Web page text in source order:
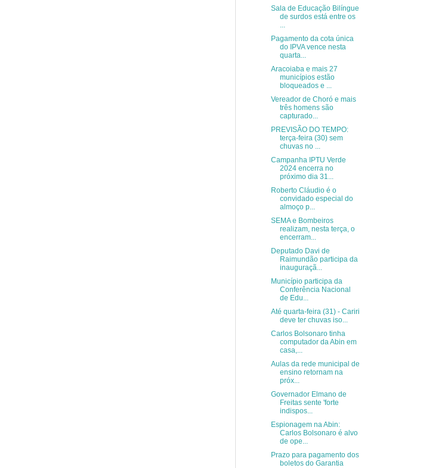
Sala de Educação Bilíngue
de surdos está entre os
...
Pagamento da cota única
do IPVA vence nesta
quarta...
Aracoiaba e mais 27
municípios estão
bloqueados e ...
Vereador de Choró e mais
três homens são
capturado...
PREVISÃO DO TEMPO:
terça-feira (30) sem
chuvas no ...
Campanha IPTU Verde
2024 encerra no
próximo dia 31...
Roberto Cláudio é o
convidado especial do
almoço p...
SEMA e Bombeiros
realizam, nesta terça, o
encerram...
Deputado Davi de
Raimundão participa da
inauguraçã...
Município participa da
Conferência Nacional
de Edu...
Até quarta-feira (31) - Cariri
deve ter chuvas iso...
Carlos Bolsonaro tinha
computador da Abin em
casa,...
Aulas da rede municipal de
ensino retornam na
próx...
Governador Elmano de
Freitas sente 'forte
indispos...
Espionagem na Abin:
Carlos Bolsonaro é alvo
de ope...
Prazo para pagamento dos
boletos do Garantia